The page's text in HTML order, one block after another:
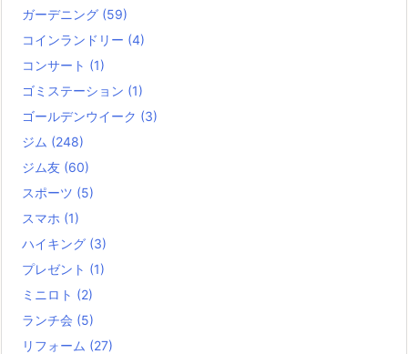
ガーデニング (59)
コインランドリー (4)
コンサート (1)
ゴミステーション (1)
ゴールデンウイーク (3)
ジム (248)
ジム友 (60)
スポーツ (5)
スマホ (1)
ハイキング (3)
プレゼント (1)
ミニロト (2)
ランチ会 (5)
リフォーム (27)